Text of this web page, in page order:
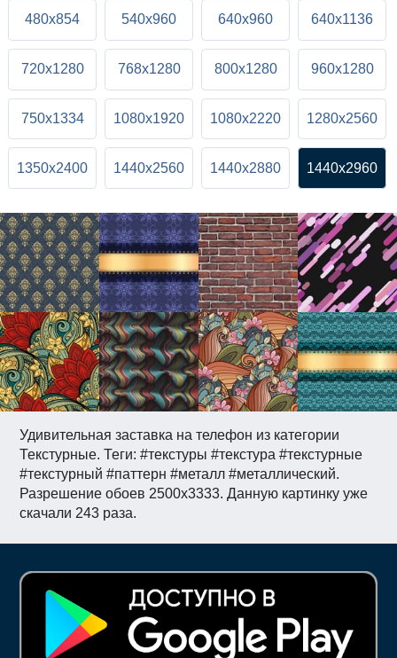
Удивительная заставка на телефон из категории
Текстурные. Теги: #текстуры #текстура #текстурные
#текстурный #паттерн #металл #металлический.
Разрешение обоев 2500x3333. Данную картинку уже
скачали 243 раза.
480x854 540x960 640x960 640x1136
720x1280 768x1280 800x1280 960x1280
750x1334 1080x1920 1080x2220 1280x2560
1350x2400 1440x2560 1440x2880 1440x2960